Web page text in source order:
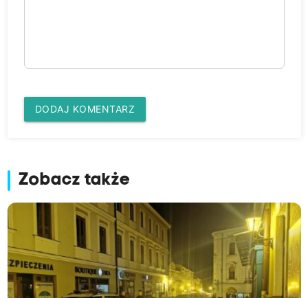
DODAJ KOMENTARZ
Zobacz także